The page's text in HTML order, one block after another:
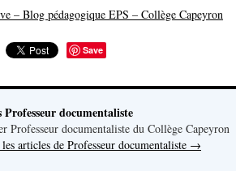
– Blog pédagogique EPS – Collège Capeyron
Save
documentaliste
Professeur documentaliste du Collège Capeyron
articles de Professeur documentaliste →